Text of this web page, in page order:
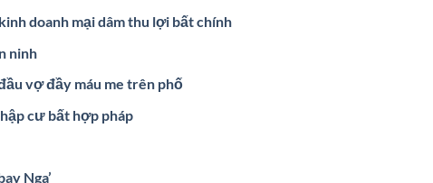
doanh mại dâm thu lợi bất chính
ninh
vợ đầy máu me trên phố
cư bất hợp pháp
Nga’